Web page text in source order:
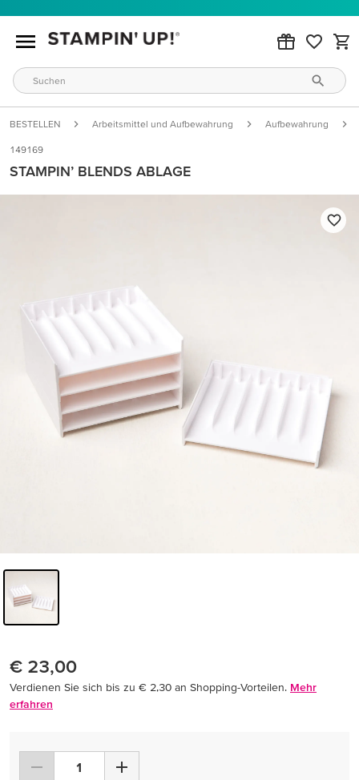
BESTELLEN Arbeitsmittel und Aufbewahrung Aufbewahrung
149169
STAMPIN’ BLENDS ABLAGE
€ 23,00
Verdienen Sie sich bis zu € 2,30 an Shopping-Vorteilen. Mehr
erfahren